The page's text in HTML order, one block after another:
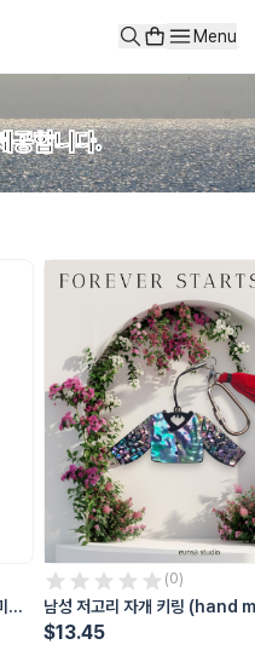
입니다.
미엄 데일리 강아지 '금은박 곤
한국문화 열풍이 일어난 시
Menu
공합니다.
엄
(0)
남성 저고리 자개 키링 (hand
$13.45